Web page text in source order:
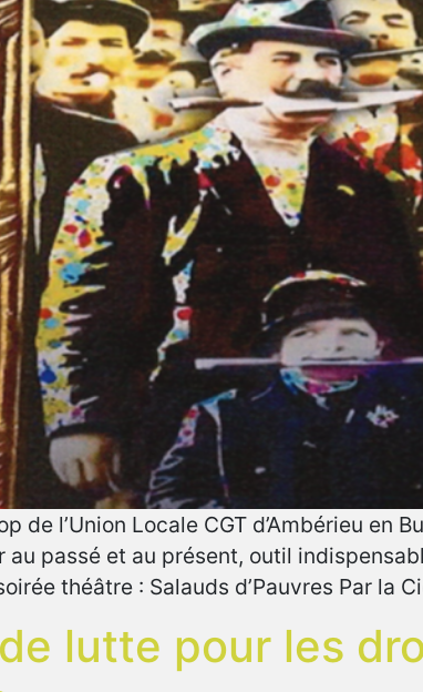
de l’Union Locale CGT d’Ambérieu en
au passé et au présent, outil
théâtre : Salauds d’Pauvres Par la
lutte pour les